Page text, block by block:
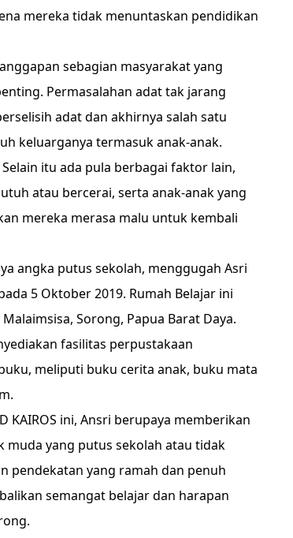
mereka tidak menuntaskan pendidikan
sebagian masyarakat yang
Permasalahan adat tak jarang
adat dan akhirnya salah satu
keluarganya termasuk anak-anak.
itu ada pula berbagai faktor lain,
atau bercerai, serta anak-anak yang
mereka merasa malu untuk kembali
angka putus sekolah, menggugah Asri
5 Oktober 2019. Rumah Belajar ini
Sorong, Papua Barat Daya.
fasilitas perpustakaan
meliputi buku cerita anak, buku mata
KAIROS ini, Ansri berupaya memberikan
muda yang putus sekolah atau tidak
pendekatan yang ramah dan penuh
semangat belajar dan harapan